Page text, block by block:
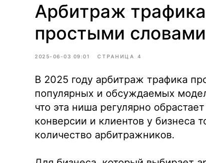
Арбитраж трафика
простыми словами
2025-06-03 09:01 СТРАНИЦА 4
В 2025 году арбитраж трафика
популярных и обсуждаемых
что эта ниша регулярно
конверсии и клиентов у бизнеса
количество арбитражников.